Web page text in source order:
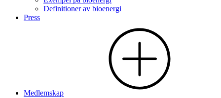
Definitioner av bioenergi
Press
Medlemskap